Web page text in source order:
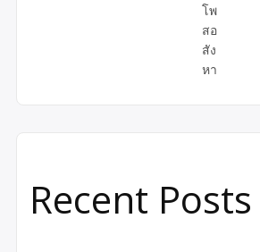
โพ
สอ
สัง
หา
Recent Posts